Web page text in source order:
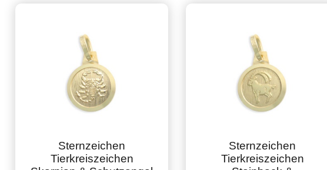
Sternzeichen
Tierkreiszeichen
Sternzeichen
Tierkreiszeichen